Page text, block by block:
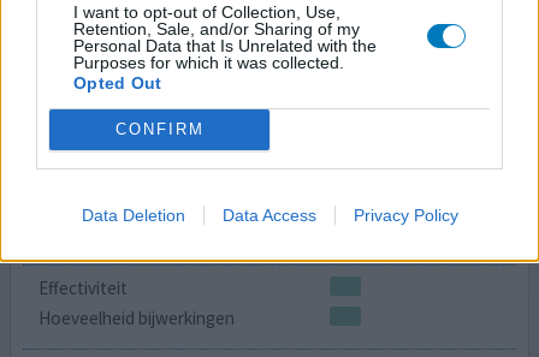
I want to opt-out of Collection, Use,
Retention, Sale, and/or Sharing of my
Personal Data that Is Unrelated with the
Purposes for which it was collected.
Opted Out
CONFIRM
Data Deletion Data Access Privacy Policy
geef mening 0 reacties
Synapause E3 ovules/vaginaal
crème
estriol vaginaal (1mg)
Effectiviteit
Hoeveelheid bijwerkingen